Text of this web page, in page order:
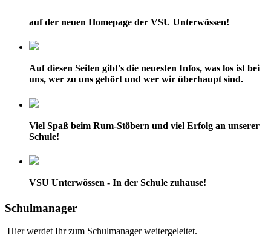
auf der neuen Homepage der VSU Unterwössen!
Auf diesen Seiten gibt's die neuesten Infos, was los ist bei
uns, wer zu uns gehört und wer wir überhaupt sind.
Viel Spaß beim Rum-Stöbern und viel Erfolg an unserer
Schule!
VSU Unterwössen - In der Schule zuhause!
Schulmanager
Hier werdet Ihr zum Schulmanager weitergeleitet.